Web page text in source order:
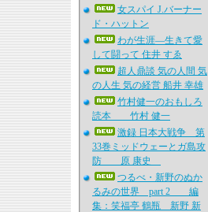
女スパイ J.バーナー
ド・ハットン
わが生涯―生きて愛
して闘って 住井 すゑ
超人鼎談 気の人間 気
の人生 気の経営 船井 幸雄
竹村健一のおもしろ
読本 竹村 健一
激録 日本大戦争 第
33巻ミッドウェーとガ島攻
防 原 康史
つるべ・新野のぬか
るみの世界 part 2 編
集：笑福亭 鶴瓶 新野 新